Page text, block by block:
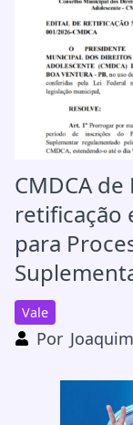
CMDCA
retificação
para
Vale
Por